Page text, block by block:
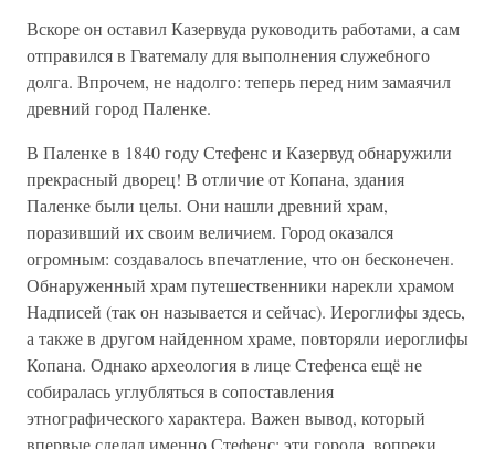
Вскоре он оставил Казервуда руководить работами, а сам
отправился в Гватемалу для выполнения служебного
долга. Впрочем, не надолго: теперь перед ним замаячил
древний город Паленке.
В Паленке в 1840 году Стефенс и Казервуд обнаружили
прекрасный дворец! В отличие от Копана, здания
Паленке были целы. Они нашли древний храм,
поразивший их своим величием. Город оказался
огромным: создавалось впечатление, что он бесконечен.
Обнаруженный храм путешественники нарекли храмом
Надписей (так он называется и сейчас). Иероглифы здесь,
а также в другом найденном храме, повторяли иероглифы
Копана. Однако археология в лице Стефенса ещё не
собиралась углубляться в сопоставления
этнографического характера. Важен вывод, который
впервые сделал именно Стефенс: эти города, вопреки